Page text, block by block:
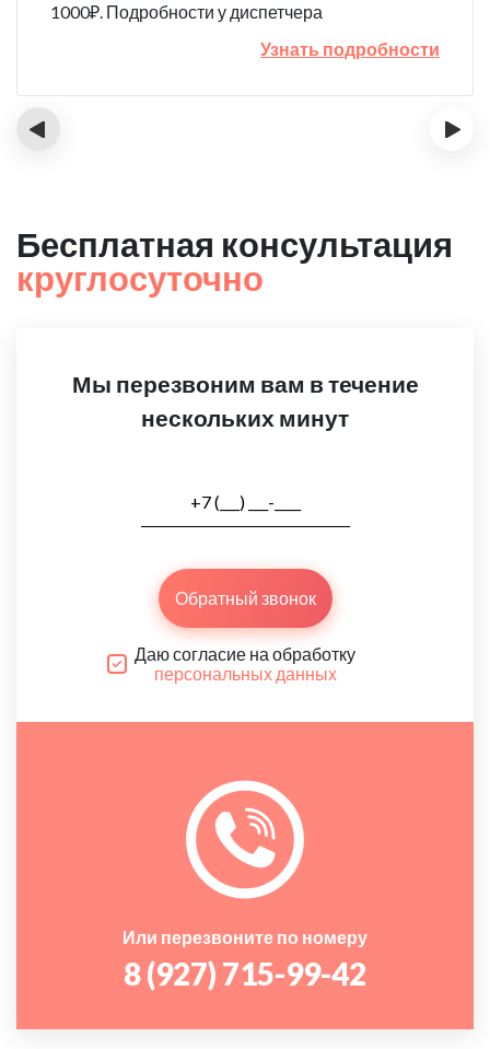
1000₽. Подробности у диспетчера
Узнать подробности
‹ ›
Бесплатная консультация
круглосуточно
Мы перезвоним вам в течение
нескольких минут
Обратный звонок
Даю согласие на обработку
персональных данных
Или перезвоните по номеру
8 (927) 715-99-42